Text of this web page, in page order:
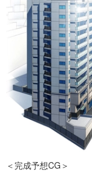
＜完成予想CG＞